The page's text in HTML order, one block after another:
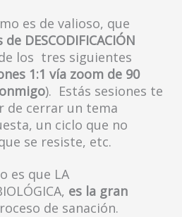
es de valioso, que
DESCODIFICACIÓN
los tres siguientes
1:1 vía zoom de 90
). Estás sesiones te
cerrar un tema
un ciclo que no
se resiste, etc.
es que LA
es la gran
de sanación.